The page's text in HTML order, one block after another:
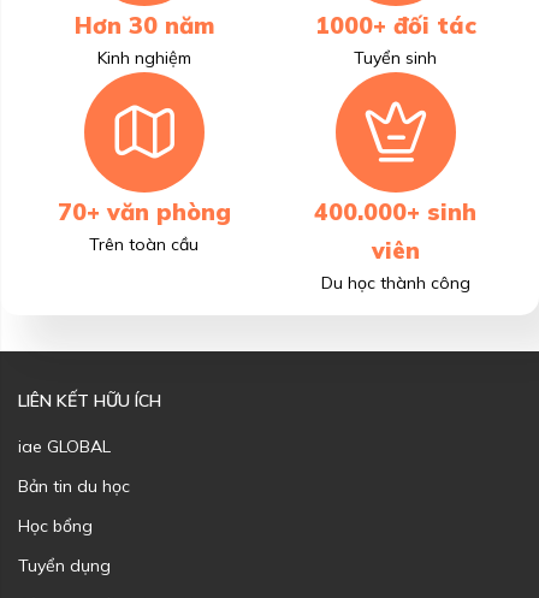
Hơn 30 năm
Kinh nghiệm
1000+ đối tác
Tuyển sinh
70+ văn phòng
Trên toàn cầu
400.000+ sinh
viên
Du học thành công
LIÊN KẾT HỮU ÍCH
iae GLOBAL
Bản tin du học
Học bổng
Tuyển dụng